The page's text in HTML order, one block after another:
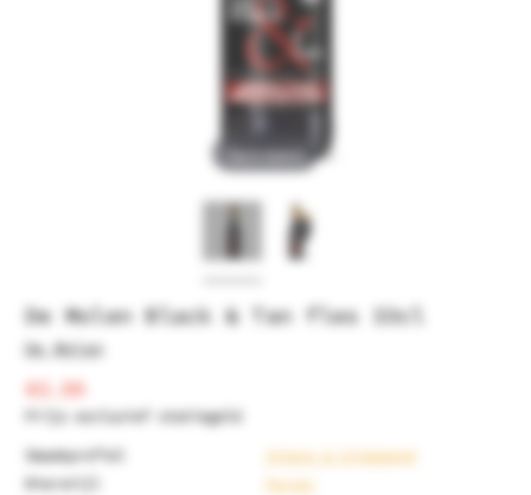
Tap to expand
De Molen Black & Tan fles 33cl
De Molen
€3.99
Prijs exclusief statiegeld
Smaakprofiel
Intens & Uitdagend
Bierstijl
Porter